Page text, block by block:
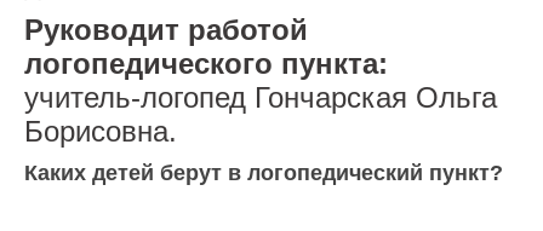
Профсоюз
Наставничество
Защита прав ребенка
Руководит работой
логопедического пункта:
учитель-логопед Гончарская Ольга
Борисовна.
Каких детей берут в логопедический пункт?